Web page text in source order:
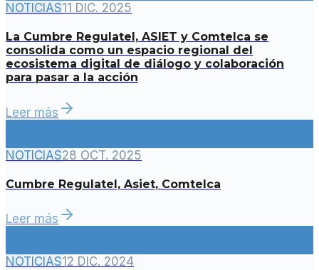
NOTICIAS11 DIC. 2025
La Cumbre Regulatel, ASIET y Comtelca se
consolida como un espacio regional del
ecosistema digital de diálogo y colaboración
para pasar a la acción
Leer más
NOTICIAS28 OCT. 2025
Cumbre Regulatel, Asiet, Comtelca
Leer más
NOTICIAS12 DIC. 2024